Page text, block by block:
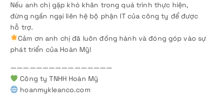
Nếu anh chị gặp khó khăn trong quá trình thực hiện,
đừng ngần ngại liên hệ bộ phận IT của công ty để được
hỗ trợ.
Cảm ơn anh chị đã luôn đồng hành và đóng góp vào sự
phát triển của Hoàn Mỹ!
————————————————
Công ty TNHH Hoàn Mỹ
hoanmykleanco.com